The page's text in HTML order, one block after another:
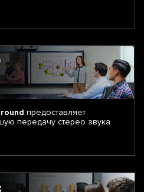
предоставляет
передачу стерео звука